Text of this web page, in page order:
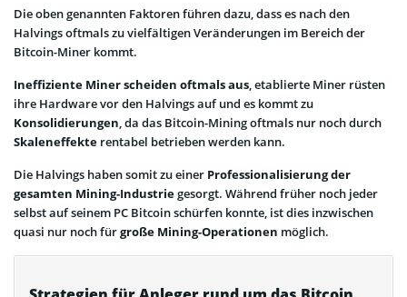
siedeln sich Bitcoin-Miner meistens in Regionen mitniedrigen
Stromkostenan. Dieser Aspekt wird gerade nach den
Halvings sehr wichtig, da die Stromkosten einen
Minings haben.
einen Block zu finden, schließen sich Miner oftmals inMining-
Poolszusammen. Hierbei bündeln die Miner ihre
Rechenleistung und
Events an Bedeutung, da sie für eingeringeres Risikobei den
einzelnen Minern sorgen.
Die oben genannten Faktoren führen dazu, dass es nach den
Halvings oftmals zu vielfältigen Veränderungen im Bereich der
Bitcoin-Miner kommt.
Ineffiziente Miner scheiden oftmals aus, etablierte Miner rüsten
ihre Hardware vor den Halvings auf und es kommt zu
Konsolidierungen, da das Bitcoin-Mining oftmals nur noch durch
Skaleneffekte rentabel betrieben werden kann.
Die Halvings haben somit zu einer Professionalisierung der
gesamten Mining-Industriegesorgt. Während früher noch jeder
selbst auf seinem PC Bitcoin schürfen konnte, ist dies inzwischen
quasi nur noch fürgroße Mining-Operationen möglich.